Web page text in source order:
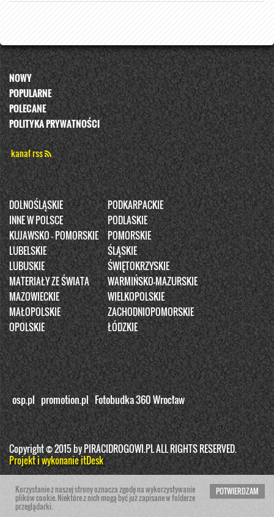
NOWY
POPULARNE
POLECANE
POLITYKA PRYWATNOŚCI
kanał rss
DOLNOŚLĄSKIE
INNE W POLSCE
KUJAWSKO - POMORSKIE
LUBELSKIE
LUBUSKIE
MATERIAŁY ZE ŚWIATA
MAZOWIECKIE
MAŁOPOLSKIE
OPOLSKIE
PODKARPACKIE
PODLASKIE
POMORSKIE
ŚLĄSKIE
ŚWIĘTOKRZYSKIE
WARMIŃSKO-MAZURSKIE
WIELKOPOLSKIE
ZACHODNIOPOMORSKIE
ŁÓDZKIE
osp.pl promotion.pl Fotobudka 360 Wrocław
Copyright © 2015 by PIRACIDROGOWI.PL ALL RIGHTS RESERVED.
Projekt i wykonanie itDesk
Korzystanie z naszej strony oznacza zgodę na wykorzystywanie
plików cookie. Niektóre z nich mogą być już zapisane w folderze
przeglądarki.
POTWIERDZAM